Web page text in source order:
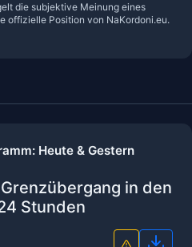
Heute & Gestern
in den
Stunden
die subjektive Meinung eines
offizielle Position von NaKordoni.eu.